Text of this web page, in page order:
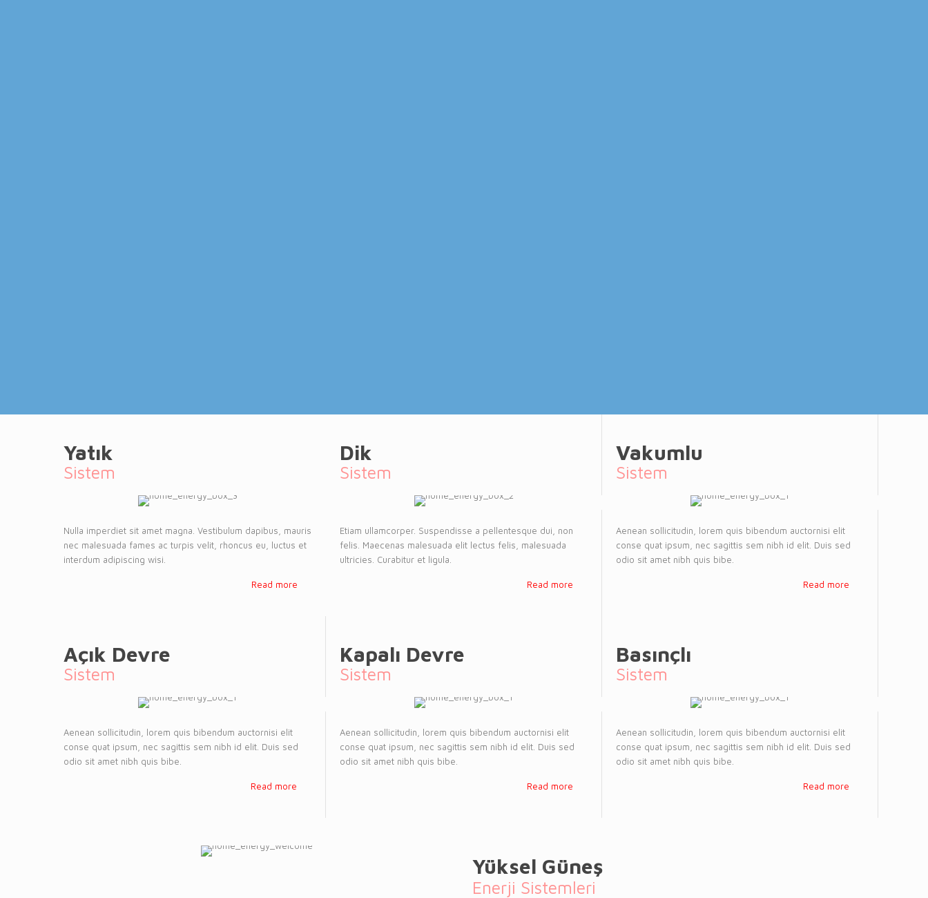
Yatık
Sistem
Nulla imperdiet sit amet magna. Vestibulum dapibus, mauris
nec malesuada fames ac turpis velit, rhoncus eu, luctus et
interdum adipiscing wisi.
Read more
Dik
Sistem
Etiam ullamcorper. Suspendisse a pellentesque dui, non
felis. Maecenas malesuada elit lectus felis, malesuada
ultricies. Curabitur et ligula.
Read more
Vakumlu
Sistem
Aenean sollicitudin, lorem quis bibendum auctornisi elit
conse quat ipsum, nec sagittis sem nibh id elit. Duis sed
odio sit amet nibh quis bibe.
Read more
Açık Devre
Sistem
Aenean sollicitudin, lorem quis bibendum auctornisi elit
conse quat ipsum, nec sagittis sem nibh id elit. Duis sed
odio sit amet nibh quis bibe.
Read more
Kapalı Devre
Sistem
Aenean sollicitudin, lorem quis bibendum auctornisi elit
conse quat ipsum, nec sagittis sem nibh id elit. Duis sed
odio sit amet nibh quis bibe.
Read more
Basınçlı
Sistem
Aenean sollicitudin, lorem quis bibendum auctornisi elit
conse quat ipsum, nec sagittis sem nibh id elit. Duis sed
odio sit amet nibh quis bibe.
Read more
Yüksel Güneş
Enerji Sistemleri